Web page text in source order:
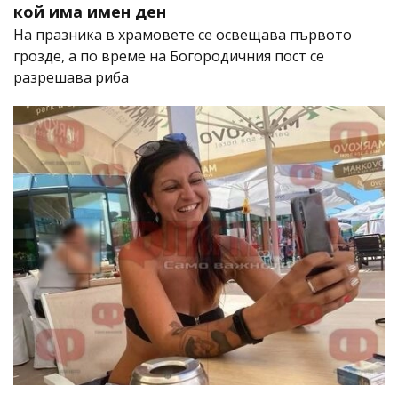
кой има имен ден
На празника в храмовете се освещава първото
грозде, а по време на Богородичния пост се
разрешава риба